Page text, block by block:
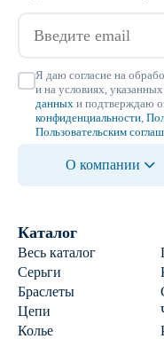
Я даю согласие на
и на условиях,
данных и подтверждаю
конфиденциальности
Пользовательским
О компании
Каталог
Весь каталог
Серьги
Браслеты
Цепи
Колье